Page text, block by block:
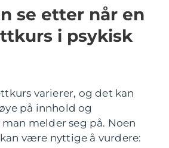
se etter når en
i psykisk
varierer, og det kan
på innhold og
melder seg på. Noen
være nyttige å vurdere: